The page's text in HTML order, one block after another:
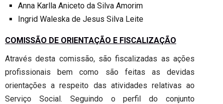
Anna Karlla Aniceto da Silva Amorim
Ingrid Waleska de Jesus Silva Leite
COMISSÃO DE ORIENTAÇÃO E FISCALIZAÇÃO
Através desta comissão, são fiscalizadas as ações
profissionais bem como são feitas as devidas
orientações a respeito das atividades relativas ao
Serviço Social. Seguindo o perfil do conjunto